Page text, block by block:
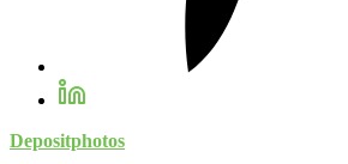
Depositphotos